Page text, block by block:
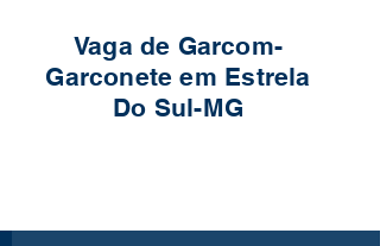
Vaga de Garcom-
Garconete em Estrela
Do Sul-MG